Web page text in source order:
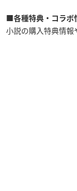
■各種特典・コラボ
小説の購入特典情報